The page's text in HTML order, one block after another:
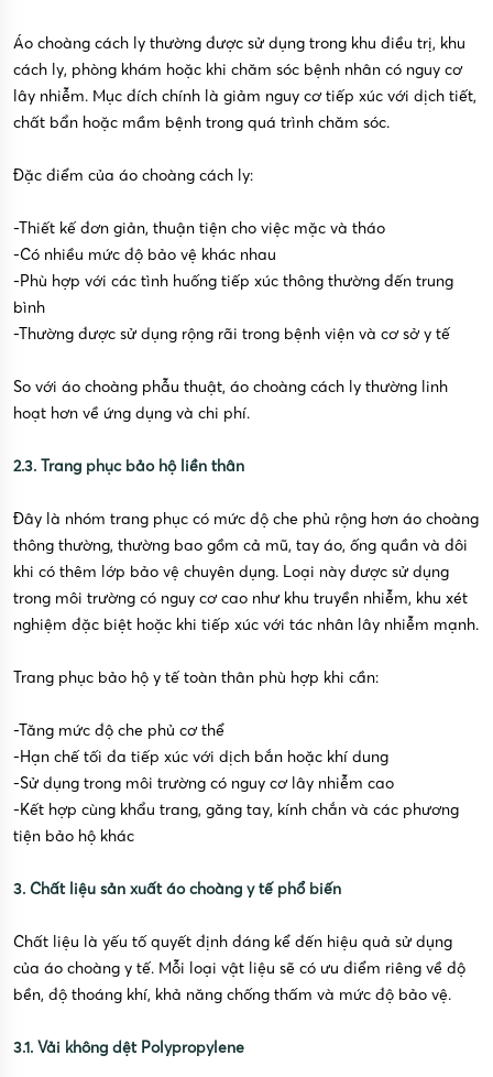
Áo choàng cách ly thường được sử dụng trong khu điều trị, khu
cách ly, phòng khám hoặc khi chăm sóc bệnh nhân có nguy cơ
lây nhiễm. Mục đích chính là giảm nguy cơ tiếp xúc với dịch tiết,
chất bẩn hoặc mầm bệnh trong quá trình chăm sóc.
Đặc điểm của áo choàng cách ly:
-Thiết kế đơn giản, thuận tiện cho việc mặc và tháo
-Có nhiều mức độ bảo vệ khác nhau
-Phù hợp với các tình huống tiếp xúc thông thường đến trung
bình
-Thường được sử dụng rộng rãi trong bệnh viện và cơ sở y tế
So với áo choàng phẫu thuật, áo choàng cách ly thường linh
hoạt hơn về ứng dụng và chi phí.
2.3. Trang phục bảo hộ liền thân
Đây là nhóm trang phục có mức độ che phủ rộng hơn áo choàng
thông thường, thường bao gồm cả mũ, tay áo, ống quần và đôi
khi có thêm lớp bảo vệ chuyên dụng. Loại này được sử dụng
trong môi trường có nguy cơ cao như khu truyền nhiễm, khu xét
nghiệm đặc biệt hoặc khi tiếp xúc với tác nhân lây nhiễm mạnh.
Trang phục bảo hộ y tế toàn thân phù hợp khi cần:
-Tăng mức độ che phủ cơ thể
-Hạn chế tối đa tiếp xúc với dịch bắn hoặc khí dung
-Sử dụng trong môi trường có nguy cơ lây nhiễm cao
-Kết hợp cùng khẩu trang, găng tay, kính chắn và các phương
tiện bảo hộ khác
3. Chất liệu sản xuất áo choàng y tế phổ biến
Chất liệu là yếu tố quyết định đáng kể đến hiệu quả sử dụng
của áo choàng y tế. Mỗi loại vật liệu sẽ có ưu điểm riêng về độ
bền, độ thoáng khí, khả năng chống thấm và mức độ bảo vệ.
3.1. Vải không dệt Polypropylene